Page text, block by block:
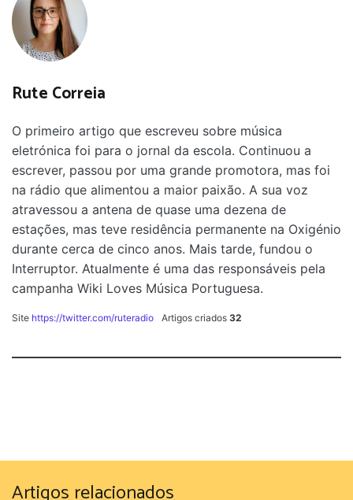
Rute Correia
O primeiro artigo que escreveu sobre música
eletrónica foi para o jornal da escola. Continuou a
escrever, passou por uma grande promotora, mas foi
na rádio que alimentou a maior paixão. A sua voz
atravessou a antena de quase uma dezena de
estações, mas teve residência permanente na Oxigénio
durante cerca de cinco anos. Mais tarde, fundou o
Interruptor. Atualmente é uma das responsáveis pela
campanha Wiki Loves Música Portuguesa.
Site https://twitter.com/ruteradio Artigos criados 32
Artigos relacionados